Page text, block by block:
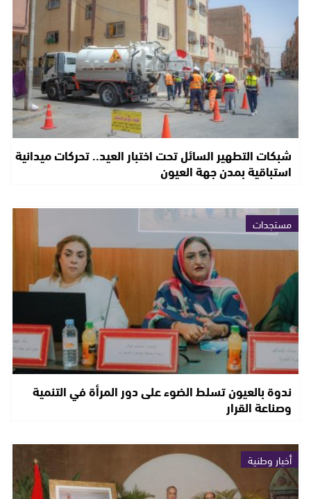
شبكات التطهير السائل تحت اختبار العيد.. تحركات ميدانية
استباقية بمدن جهة العيون
مستجدات
ندوة بالعيون تسلط الضوء على دور المرأة في التنمية
وصناعة القرار
أخبار وطنية